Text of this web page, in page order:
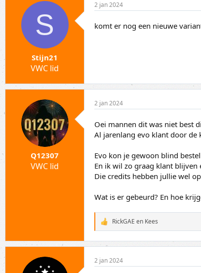
S
Stijn21
VWC lid
2 jan 2024
komt er nog een nieuwe
Q12307
VWC lid
2 jan 2024
Oei mannen dit was niet best
Al jarenlang evo klant door
Evo kon je gewoon blind
En ik wil zo graag klant
Die credits hebben jullie wel
Wat is er gebeurd? En hoe
W
a
a
r
d
e
RickGAE en Kees
2 jan 2024